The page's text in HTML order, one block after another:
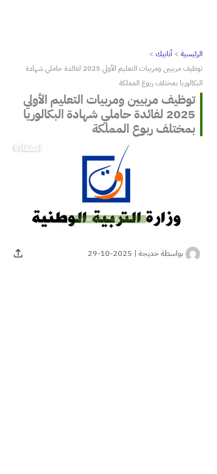
الرئيسية
أنابيك
توظيف مربيين ومربيات التعليم الأولي 2025 لفائدة حاملي شهادة
البكالوريا بمختلف ربوع المملكة
توظيف مربيين ومربيات التعليم الأولي
2025 لفائدة حاملي شهادة البكالوريا
بمختلف ربوع المملكة
بواسطةخديجة |
2025-10-29